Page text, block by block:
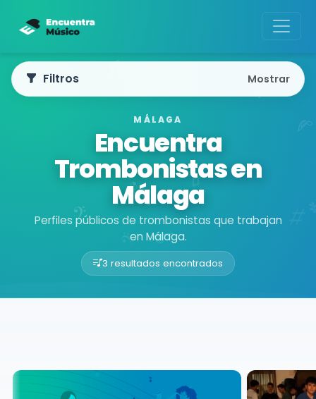
MÁLAGA
Encuentra
Trombonistas en
Málaga
Perfiles públicos de trombonistas que trabajan
en Málaga.
3 resultados encontrados
Buscador de músicos
Filtros Mostrar